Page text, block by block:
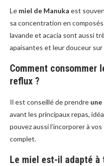
Le miel de Manuka est
sa concentration en
lavande et acacia sont aussi
apaisantes et leur douceur
Comment consommer
reflux ?
Il est conseillé de prendre
avant les principaux repas,
pouvez aussi l’incorporer à
complet.
Le miel est-il adapté à